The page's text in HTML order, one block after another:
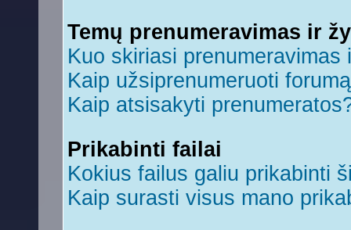
Temų prenumeravimas ir
Kuo skiriasi prenumeravimas
Kaip užsiprenumeruoti
Kaip atsisakyti
Prikabinti failai
Kokius failus galiu prikabinti
Kaip surasti visus mano